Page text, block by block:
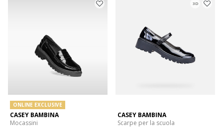
ONLINE EXCLUSIVE
CASEY BAMBINA
Mocassini
3D
CASEY BAMBINA
Scarpe per la scuola